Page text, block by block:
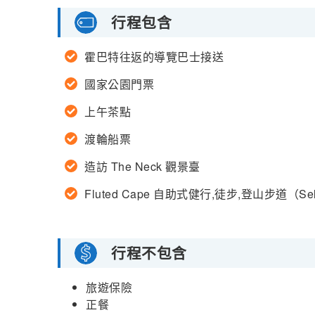
行程包含
霍巴特往返的導覽巴士接送
國家公園門票
上午茶點
渡輪船票
造訪 The Neck 觀景臺
Fluted Cape 自助式健行,徒步,登山步道（
行程不包含
旅遊保險
正餐